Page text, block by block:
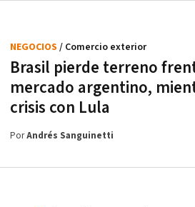
Brasil pierde terreno
mercado argentino,
crisis con Lula
NEGOCIOS / Comercio exterior
PorAndrés Sanguinetti